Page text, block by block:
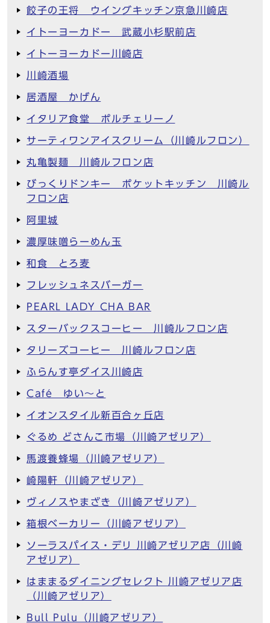
餃子の王将 ウイングキッチン京急川崎店
イトーヨーカドー 武蔵小杉駅前店
イトーヨーカドー川崎店
川崎酒場
居酒屋 かげん
イタリア食堂 ポルチェリーノ
サーティワンアイスクリーム（川崎ルフロン）
丸亀製麺 川崎ルフロン店
びっくりドンキー ポケットキッチン 川崎ル
フロン店
阿里城
濃厚味噌らーめん玉
和食 とろ麦
フレッシュネスバーガー
PEARL LADY CHA BAR
スターバックスコーヒー 川崎ルフロン店
タリーズコーヒー 川崎ルフロン店
ふらんす亭ダイス川崎店
Café ゆい～と
イオンスタイル新百合ヶ丘店
ぐるめ どさんこ市場（川崎アゼリア）
馬渡養蜂場（川崎アゼリア）
崎陽軒（川崎アゼリア）
ヴィノスやまざき（川崎アゼリア）
箱根ベーカリー（川崎アゼリア）
ソーラスパイス・デリ 川崎アゼリア店（川崎
アゼリア）
はままるダイニングセレクト 川崎アゼリア店
（川崎アゼリア）
Bull Pulu（川崎アゼリア）